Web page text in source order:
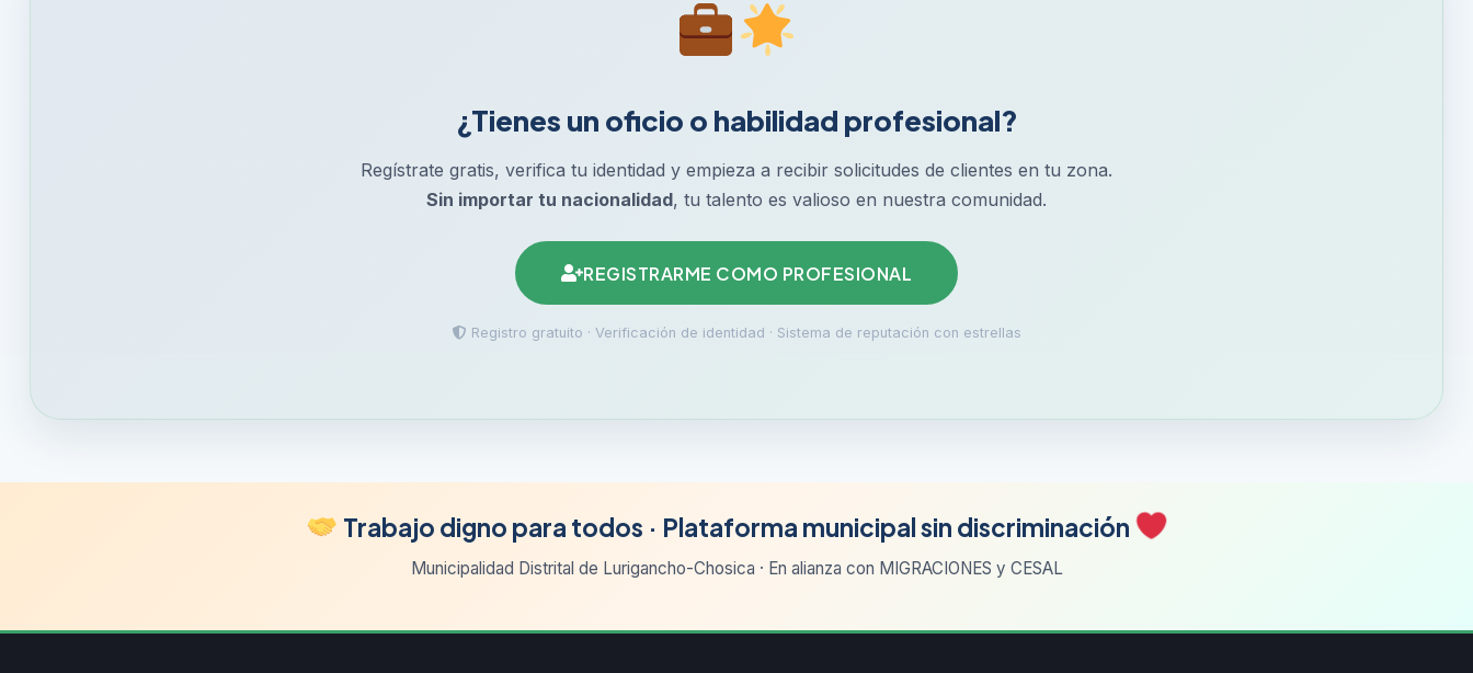
¿Tienes un oficio o habilidad profesional?
Regístrate gratis, verifica tu identidad y empieza a recibir solicitudes de clientes en tu zona.
Sin importar tu nacionalidad, tu talento es valioso en nuestra comunidad.
REGISTRARME COMO PROFESIONAL
Registro gratuito · Verificación de identidad · Sistema de reputación con estrellas
Trabajo digno para todos · Plataforma municipal sin discriminación
Municipalidad Distrital de Lurigancho-Chosica · En alianza con MIGRACIONES y CESAL